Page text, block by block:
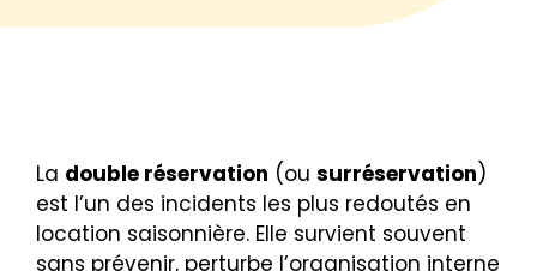
La double réservation (ou surréservation)
est l’un des incidents les plus redoutés en
location saisonnière. Elle survient souvent
sans prévenir, perturbe l’organisation interne